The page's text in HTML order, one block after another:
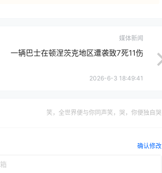
媒体新闻
一辆巴士在顿涅茨克地区遭袭致7死11伤
2026-6-3 18:49:41
笑，全世界便与你同声笑，哭，你便独自哭
确认修改